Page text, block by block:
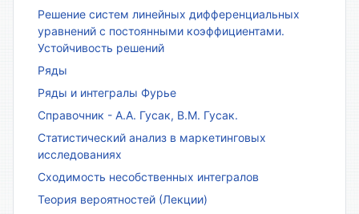
Решение систем линейных дифференциальных
уравнений с постоянными коэффициентами.
Устойчивость решений
Ряды
Ряды и интегралы Фурье
Справочник - А.А. Гусак, В.М. Гусак.
Статистический анализ в маркетинговых
исследованиях
Сходимость несобственных интегралов
Теория вероятностей (Лекции)